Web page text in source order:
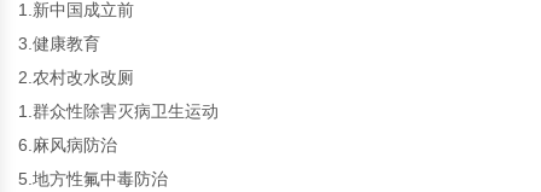
1.新中国成立前
3.健康教育
2.农村改水改厕
1.群众性除害灭病卫生运动
6.麻风病防治
5.地方性氟中毒防治